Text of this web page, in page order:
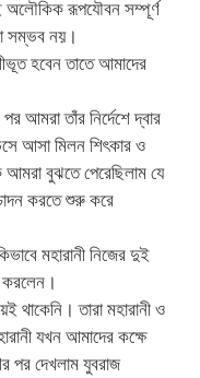
অলৌকিক রূপযৌবন সম্পূর্ণ
সম্ভব নয়।
হবেন তাতে আমাদের
আমরা তাঁর নির্দেশে দ্বার
আসা মিলন শিৎকার ও
আমরা বুঝতে পেরেছিলাম যে
করতে শুরু করে
মহারানী নিজের দুই
করলেন।
থাকেনি। তারা মহারানী ও
যখন আমাদের কক্ষে
পর দেখলাম যুবরাজ